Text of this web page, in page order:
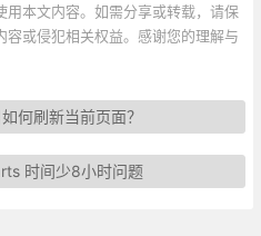
本文内容。如需分享或转载，请保
或侵犯相关权益。感谢您的理解与
何刷新当前页面？
时间少8小时问题